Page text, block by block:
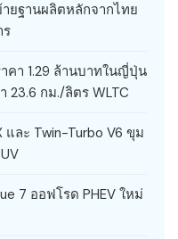
ายฐานผลิตหลักจากไทย
คา 1.29 ล้านบาทในญี่ปุ่น
23.6 กม./ลิตร WLTC
และ Twin-Turbo V6 ขุม
7 ออฟโรด PHEV ใหม่